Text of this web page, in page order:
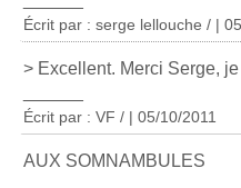
Écrit par : serge lellouche / |
> Excellent. Merci Serge,
Écrit par : VF / | 05/10/2011
AUX SOMNAMBULES